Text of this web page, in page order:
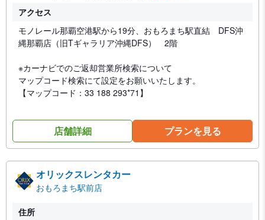
アクセス
モノレール那覇空港駅から19分、おもろまち駅直結 DFS沖
縄那覇店（旧Tギャラリア沖縄DFS） 2階
※カーナビでのご返却営業所検索について
マップコード検索にて設定をお願いいたします。
【マップコード：33 188 293*71】
店舗詳細 プランを見る
オリックスレンタカー
おもろまち駅前店
住所